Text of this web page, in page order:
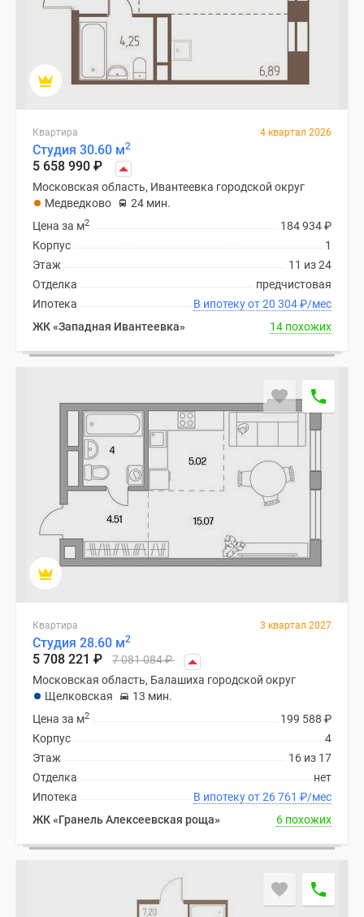
Квартира 4 квартал 2026
Студия 30.60 м2
5 658 990 ₽
Московская область, Ивантеевка городской округ
Медведково
24 мин.
184 934₽
Цена за м2
1
Корпус
11 из 24
Этаж
предчистовая
Отделка
В ипотеку от 20 304₽/мес
Ипотека
ЖК «Западная Ивантеевка»
14 похожих
Квартира 3 квартал 2027
Студия 28.60 м2
5 708 221 ₽ 7 081 084₽
Московская область, Балашиха городской округ
Щелковская
13 мин.
199 588 ₽
Цена за м2
4
Корпус
16 из 17
Этаж
нет
Отделка
В ипотеку от 26 761 ₽/мес
Ипотека
ЖК «Гранель Алексеевская роща»
6 похожих